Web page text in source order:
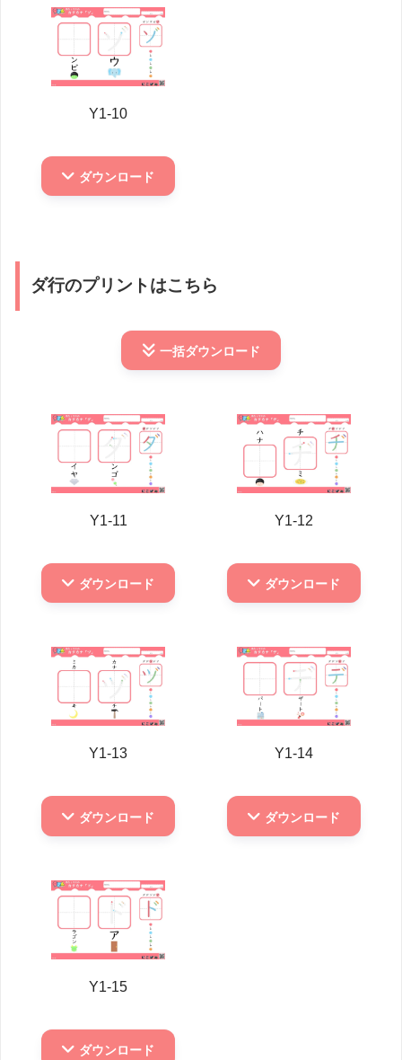
Y1-10
ダウンロード
ダ行のプリントはこちら
一括ダウンロード
Y1-11
ダウンロード
Y1-12
ダウンロード
Y1-13
ダウンロード
Y1-14
ダウンロード
Y1-15
ダウンロード